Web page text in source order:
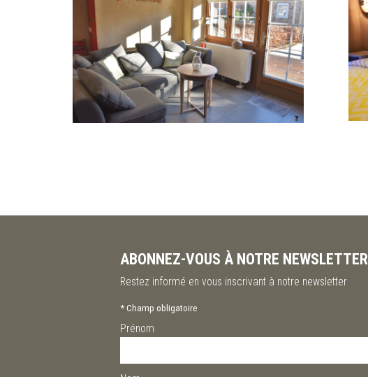
ABONNEZ-VOUS À NOTRE NEWSLETTER
Restez informé en vous inscrivant à notre newsletter
*Champ obligatoire
Prénom